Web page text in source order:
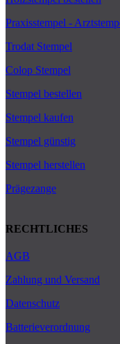
Praxisstempel -
Trodat Stempel
Colop Stempel
Stempel bestellen
Stempel kaufen
Stempel günstig
Stempel herstellen
Prägezange
RECHTLICHES
AGB
Zahlung und Versand
Datenschutz
Batterieverordnung